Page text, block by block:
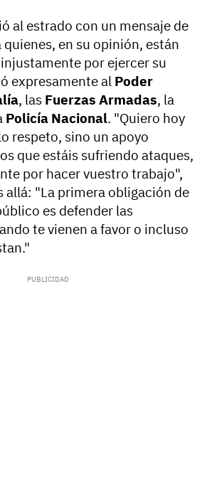
al estrado con un mensaje de
en su opinión, están
por ejercer su
expresamente al Poder
, las Fuerzas Armadas, la
Policía Nacional. "Quiero hoy
respeto, sino un apoyo
que estáis sufriendo ataques,
por hacer vuestro trabajo",
allá: "La primera obligación de
es defender las
te vienen a favor o incluso